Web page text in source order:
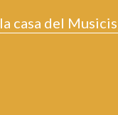
la casa del